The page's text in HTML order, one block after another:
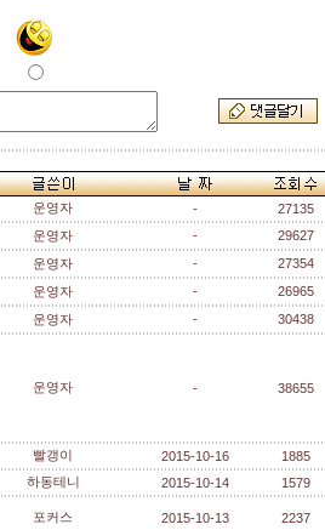
운영자 -
27135
운영자 -
29627
운영자 -
27354
운영자 -
26965
운영자 - 30438
운영자 - 38655
빨갱이 2015-10-16
1885
하동테니 2015-10-14 1579
포커스 2015-10-13 2237